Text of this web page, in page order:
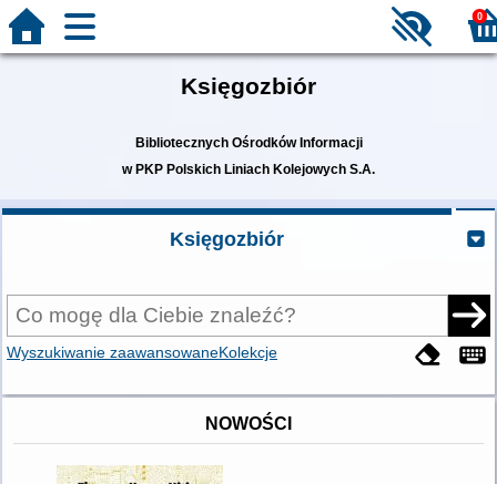
0
Księgozbiór
Bibliotecznych Ośrodków Informacji
w PKP Polskich Liniach Kolejowych S.A.
Księgozbiór
Wyszukiwanie zaawansowaneKolekcje
NOWOŚCI